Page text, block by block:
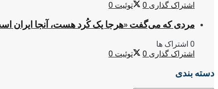
اشتراک گذاری 0 توئیت 0
مردی که می‌گفت «هرجا یک کُرد هست، آنجا ایران
0 اشتراک ها
اشتراک گذاری 0 توئیت 0
دسته بندی